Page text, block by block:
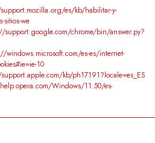
es/kb/habilitar-y-
sitios-we
support.google.com/chrome/bin/answer.py?
windows.microsoft.com/es-es/internet-
10
kb/ph17191?locale=es_ES
Windows/11.50/es-